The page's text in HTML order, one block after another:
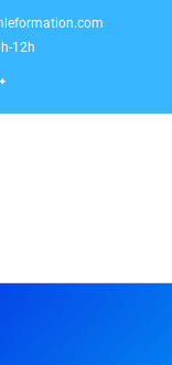
12h